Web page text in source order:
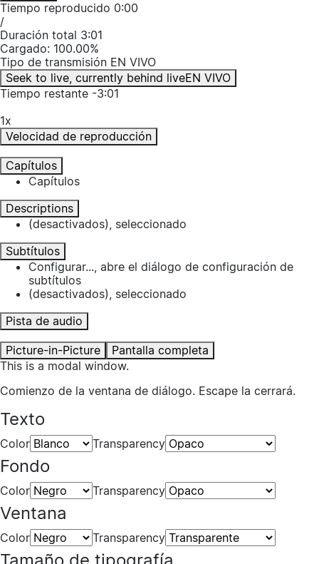
Tiempo reproducido 0:00
/
Duración total 3:01
Cargado: 100.00%
Tipo de transmisión EN VIVO
Seek to live, currently behind liveEN VIVO
Tiempo restante -3:01
1x
Velocidad de reproducción
Capítulos
Capítulos
Descriptions
(desactivados), seleccionado
Subtítulos
Configurar..., abre el diálogo de configuración de
subtítulos
(desactivados), seleccionado
Pista de audio
Picture-in-Picture
Pantalla completa
This is a modal window.
Comienzo de la ventana de diálogo. Escape la cerrará.
Texto
Color Transparency
Fondo
Color Transparency
Ventana
Color Transparency